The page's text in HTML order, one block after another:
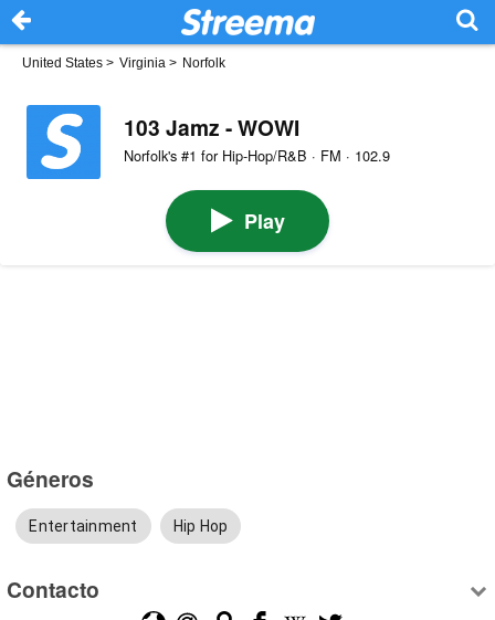
United States > Virginia > Norfolk
103 Jamz - WOWI
Norfolk's #1 for Hip-Hop/R&B · FM · 102.9
Play
Géneros
Entertainment Hip Hop
Contacto